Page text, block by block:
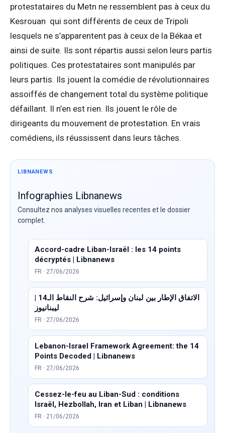
protestataires du Metn ne ressemblent pas à ceux du
Kesrouan qui sont différents de ceux de Tripoli
lesquels ne s’apparentent pas à ceux de la Békaa et
ainsi de suite. Ils sont répartis aussi selon leurs partis
politiques. Ces protestataires sont manipulés par
leurs partis. Ils jouent la comédie de révolutionnaires
assoiffés de changement total du système politique
défaillant. Il n’en est rien. Ils jouent le rôle de
dirigeants du mouvement de protestation. En vrais
comédiens, ils réussissent dans leurs tâches.
LIBNANEWS
Infographies Libnanews
Consultez nos analyses visuelles recentes et le dossier
complet.
Accord-cadre Liban-Israël : les 14 points
décryptés | Libnanews
FR · 27/06/2026
الاتفاق الإطار بين لبنان وإسرائيل: شرح النقاط الـ14 |
ليبنانيوز
FR · 27/06/2026
Lebanon-Israel Framework Agreement: the 14
Points Decoded | Libnanews
FR · 27/06/2026
Cessez-le-feu au Liban-Sud : conditions
Israël, Hezbollah, Iran et Liban | Libnanews
FR · 21/06/2026